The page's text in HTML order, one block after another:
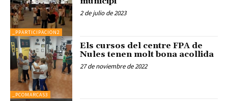
_PPARTICIPACION2
2 de julio de 2023
_PCOMARCAS3
Els cursos del centre FPA de
Nules tenen molt bona acollida
27 de noviembre de 2022